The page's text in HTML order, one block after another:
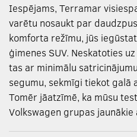
Iespējams, Terramar
varētu nosaukt par
komforta režīmu, jūs
ģimenes SUV. Neskatoties
tas ar minimālu
segumu, sekmīgi tiekot galā
Tomēr jāatzīmē, ka mūsu
Volkswagen grupas